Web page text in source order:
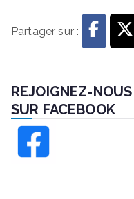
Partager sur :
REJOIGNEZ-NOUS
SUR FACEBOOK